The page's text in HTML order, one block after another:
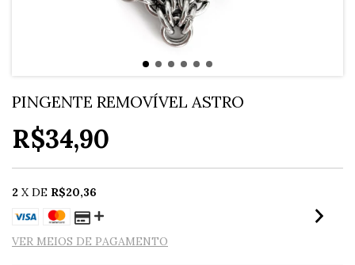
PINGENTE REMOVÍVEL ASTRO
R$34,90
2 X DE R$20,36
VER MEIOS DE PAGAMENTO